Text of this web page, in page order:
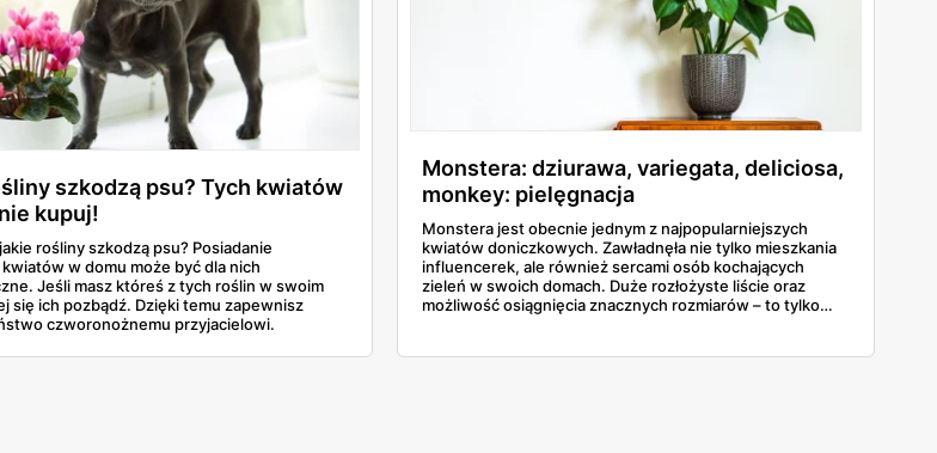
szkodzą psu? Tych kwiatów
kupuj!
rośliny szkodzą psu? Posiadanie
w domu może być dla nich
Jeśli masz któreś z tych roślin w swoim
się ich pozbądź. Dzięki temu zapewnisz
czworonożnemu przyjacielowi.
Monstera: dziurawa, variegata, deliciosa,
monkey: pielęgnacja
Monstera jest obecnie jednym z najpopularniejszych
kwiatów doniczkowych. Zawładnęła nie tylko mieszkania
influencerek, ale również sercami osób kochających
zieleń w swoich domach. Duże rozłożyste liście oraz
możliwość osiągnięcia znacznych rozmiarów – to tylko
aby stworzyć jej jak najlepsze warunki do rozwoju.